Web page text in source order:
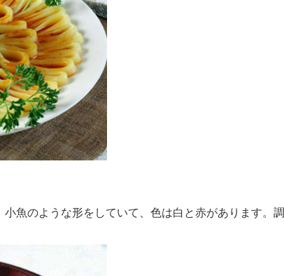
魚のような形をしていて、色は白と赤があります。